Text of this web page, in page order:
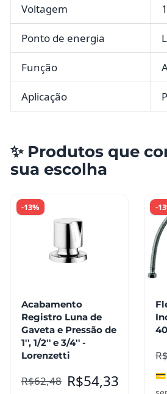
Voltagem
Ponto de energia
Função
Aplicação
✨ Produtos que
sua escolha
-13%
Acabamento
Registro Luna de
Gaveta e Pressão de
1'', 1/2'' e 3/4'' -
Lorenzetti
R$62,48 R$54,33
-